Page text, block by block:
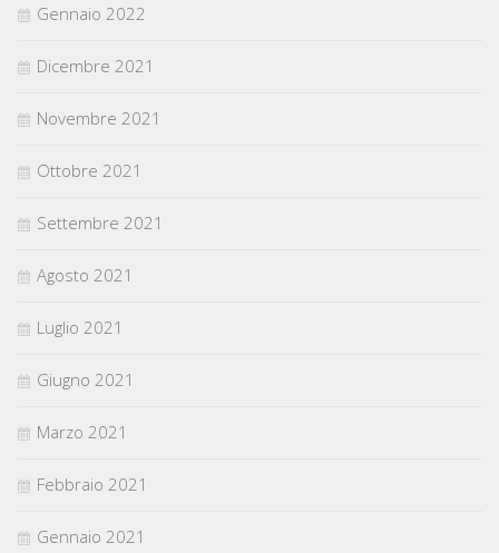
Gennaio 2022
Dicembre 2021
Novembre 2021
Ottobre 2021
Settembre 2021
Agosto 2021
Luglio 2021
Giugno 2021
Marzo 2021
Febbraio 2021
Gennaio 2021